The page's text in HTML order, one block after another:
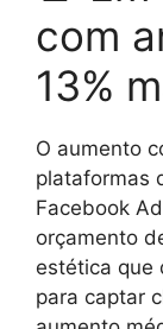
com
13%
O aumento
plataformas
Facebook
orçamento
estética que
para captar